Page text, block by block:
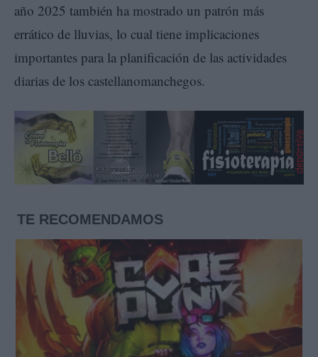
año 2025 también ha mostrado un patrón más
errático de lluvias, lo cual tiene implicaciones
importantes para la planificación de las actividades
diarias de los castellanomanchegos.
TE RECOMENDAMOS